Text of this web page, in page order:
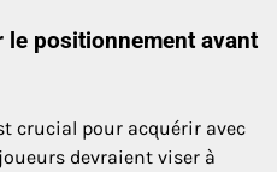
le positionnement avant
crucial pour acquérir avec
devraient viser à